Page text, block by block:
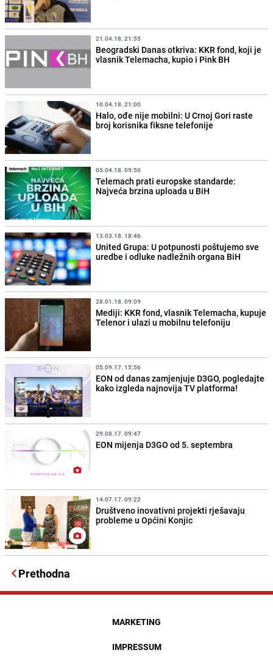
21.04.18. 21:55
Beogradski Danas otkriva: KKR fond, koji je
vlasnik Telemacha, kupio i Pink BH
10.04.18. 21:00
Halo, ođe nije mobilni: U Crnoj Gori raste
broj korisnika fiksne telefonije
05.04.18. 09:50
Telemach prati europske standarde:
Najveća brzina uploada u BiH
13.03.18. 18:46
United Grupa: U potpunosti poštujemo sve
uredbe i odluke nadležnih organa BiH
28.01.18. 09:09
Mediji: KKR fond, vlasnik Telemacha, kupuje
Telenor i ulazi u mobilnu telefoniju
05.09.17. 15:56
EON od danas zamjenjuje D3GO, pogledajte
kako izgleda najnovija TV platforma!
29.08.17. 09:47
EON mijenja D3GO od 5. septembra
14.07.17. 09:22
Društveno inovativni projekti rješavaju
probleme u Općini Konjic
Prethodna
MARKETING
IMPRESSUM